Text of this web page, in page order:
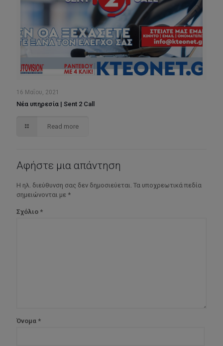
16 Μαΐου, 2021
Νέα υπηρεσία | Sent 2 Call
Read more
Αφήστε μια απάντηση
Η ηλ. διεύθυνση σας δεν δημοσιεύεται. Τα υποχρεωτικά πεδία
σημειώνονται με *
Σχόλιο *
Όνομα *